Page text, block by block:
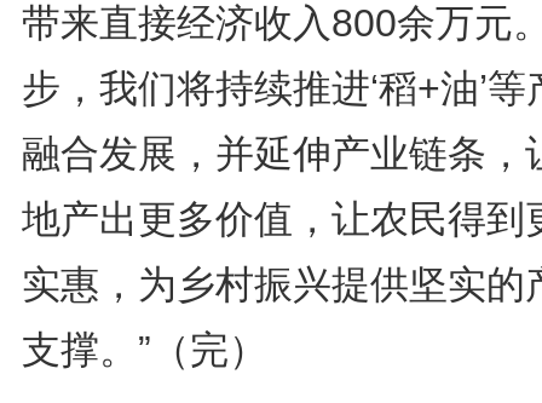
带来直接经济收入800余万元
步，我们将持续推进‘稻+油’等
融合发展，并延伸产业链条，
地产出更多价值，让农民得到
实惠，为乡村振兴提供坚实的
支撑。”（完）